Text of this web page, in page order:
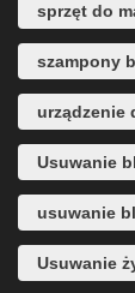
sprzęt do
szampony
urządzenie
Usuwanie
usuwanie
Usuwanie